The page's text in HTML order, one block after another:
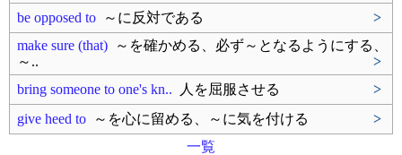
be opposed to ～に反対である
>
make sure (that) ～を確かめる、必ず～となるようにする、
～..
>
bring someone to one's kn.. 人を屈服させる
>
give heed to ～を心に留める、～に気を付ける
>
一覧